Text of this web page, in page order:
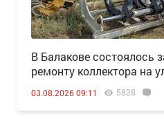
В Балакове состоялось
ремонту коллектора на
03.08.2026 09:11 5828